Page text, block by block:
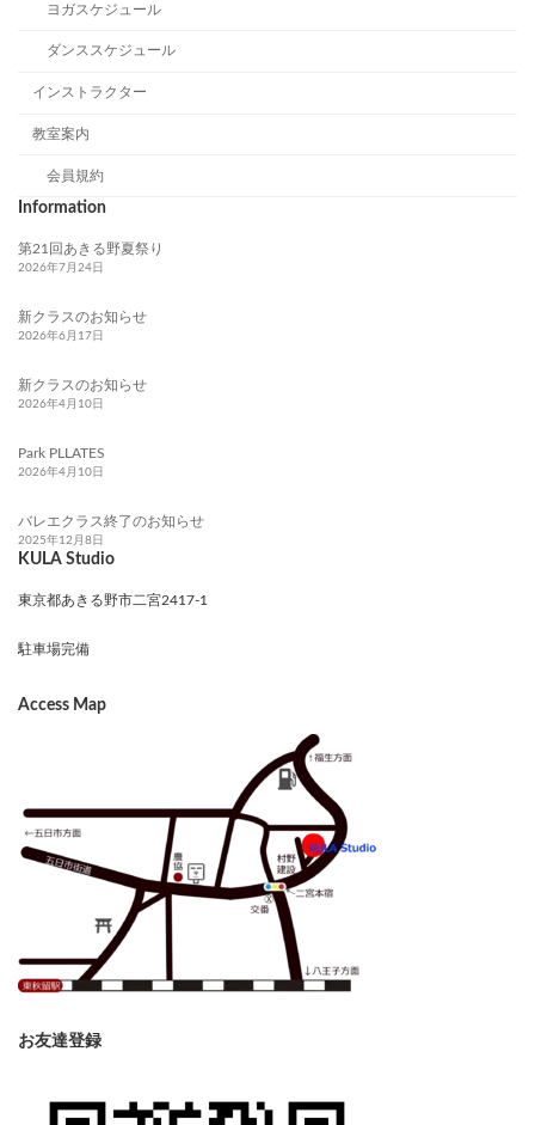
ヨガスケジュール
ダンススケジュール
インストラクター
教室案内
会員規約
Information
第21回あきる野夏祭り
2026年7月24日
新クラスのお知らせ
2026年6月17日
新クラスのお知らせ
2026年4月10日
Park PLLATES
2026年4月10日
バレエクラス終了のお知らせ
2025年12月8日
KULA Studio
東京都あきる野市二宮2417-1
駐車場完備
Access Map
お友達登録